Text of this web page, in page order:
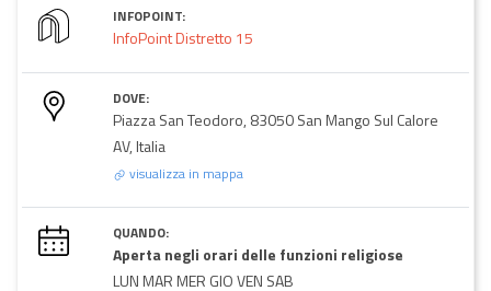
INFOPOINT:
InfoPoint Distretto 15
DOVE:
Piazza San Teodoro, 83050 San Mango Sul Calore
AV, Italia
visualizza in mappa
QUANDO:
Aperta negli orari delle funzioni religiose
LUN MAR MER GIO VEN SAB